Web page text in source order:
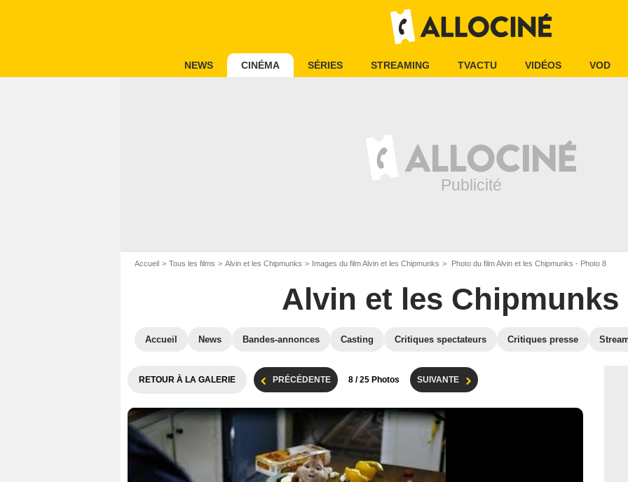
NEWS CINÉMA SÉRIES STREAMING TVACTU VIDÉOS VOD
Accueil Tous les films Alvin et les Chipmunks Images du film Alvin et les Chipmunks Photo du film Alvin et les Chipmunks - Photo 8
Alvin et les Chipmunks
Accueil News Bandes-annonces Casting Critiques spectateurs Critiques presse
RETOUR À LA GALERIE PRÉCÉDENTE 8 / 25 Photos SUIVANTE